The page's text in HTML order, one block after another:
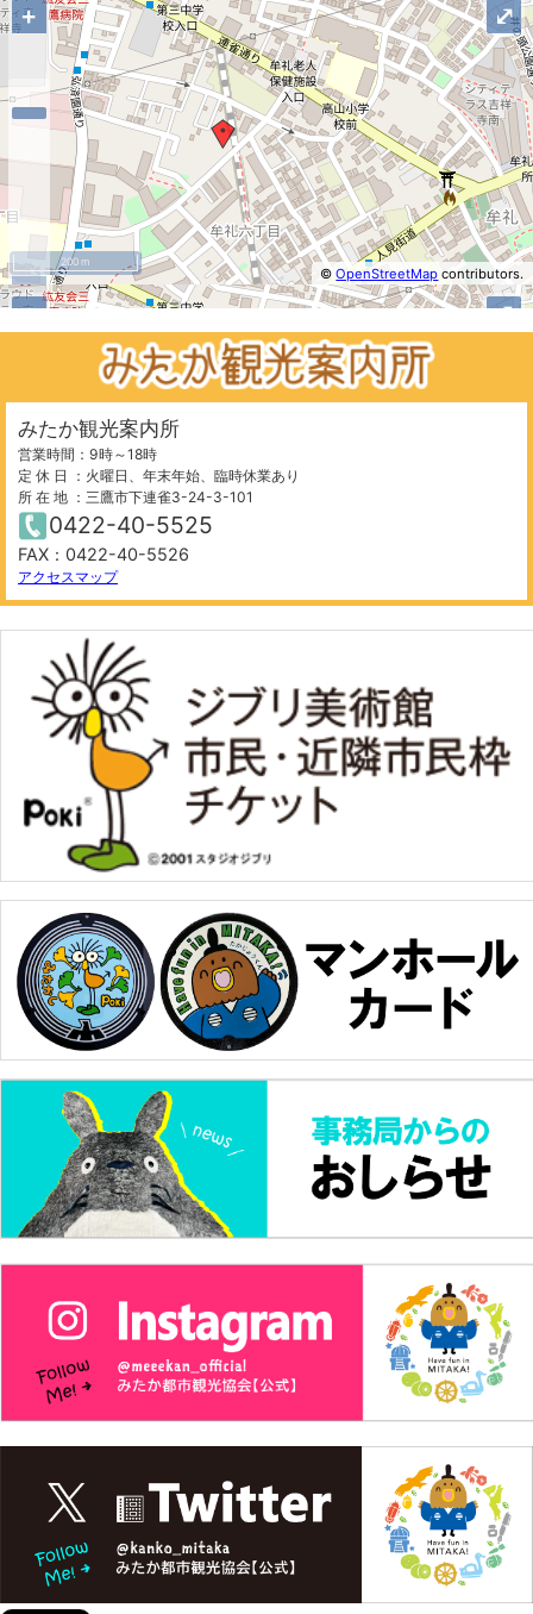
+
−
©OpenStreetMap contributors.
200 m
⤢
+
−
200 m
⤢
みたか観光案内所
営業時間：9時～18時
定 休 日 ：火曜日、年末年始、臨時休業あり
所 在 地 ：三鷹市下連雀3-24-3-101
0422-40-5525
FAX：0422-40-5526
アクセスマップ